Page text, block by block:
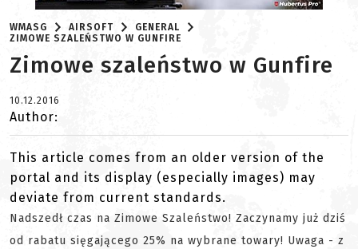
WMASG AIRSOFT
GENERAL
ZIMOWE SZALEŃSTWO W GUNFIRE
Zimowe szaleństwo w Gunfire
10.12.2016
Author:
This article comes from an older version of the
portal and its display (especially images) may
deviate from current standards.
Nadszedł czas na Zimowe Szaleństwo! Zaczynamy już dziś
od rabatu sięgającego 25% na wybrane towary! Uwaga - z